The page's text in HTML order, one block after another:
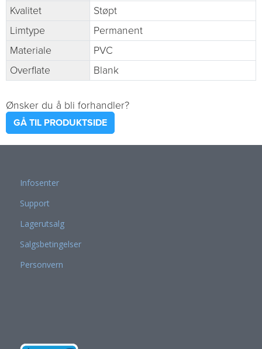
Kvalitet
Støpt
Limtype
Permanent
Materiale
PVC
Overflate
Blank
Ønsker du å bli forhandler?
GÅ TIL PRODUKTSIDE
Infosenter
Support
Lagerutsalg
Salgsbetingelser
Personvern